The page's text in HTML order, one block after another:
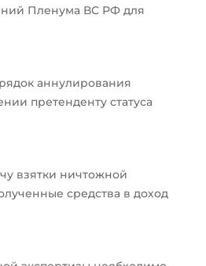
Пленума ВС РФ для
аннулирования
претенденту статуса
взятки ничтожной
средства в доход